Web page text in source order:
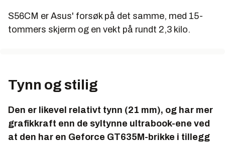
Resultater
PCMark 7
Score:5015
Score: P5036
ATTO Disk benchmark
S56CM er Asus' forsøk på det samme, med 15-
tommers skjerm og en vekt på rundt 2,3 kilo.
Tynn og stilig
Den er likevel relativt tynn (21 mm), og har mer
grafikkraft enn de syltynne ultrabook-ene ved
at den har en Geforce GT635M-brikke i tillegg